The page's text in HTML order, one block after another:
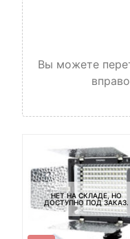
Вы можете
НЕТ НА СКЛАДЕ, НО
ДОСТУПНО ПОД ЗАКАЗ.